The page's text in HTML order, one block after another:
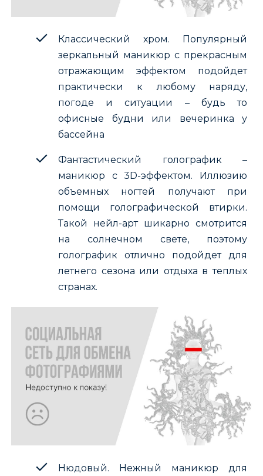
Классический хром. Популярный
зеркальный маникюр с прекрасным
отражающим эффектом подойдет
практически к любому наряду,
погоде и ситуации – будь то
офисные будни или вечеринка у
бассейна
Фантастический голографик –
маникюр с 3D-эффектом. Иллюзию
объемных ногтей получают при
помощи голографической втирки.
Такой нейл-арт шикарно смотрится
на солнечном свете, поэтому
голографик отлично подойдет для
летнего сезона или отдыха в теплых
странах.
Нюдовый. Нежный маникюр для